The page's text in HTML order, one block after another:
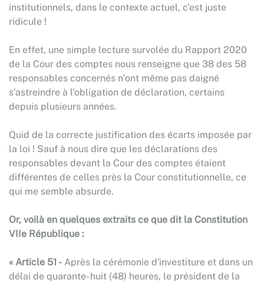
institutionnels, dans le contexte actuel, c’est juste
ridicule !
En effet, une simple lecture survolée du Rapport 2020
de la Cour des comptes nous renseigne que 38 des 58
responsables concernés n’ont même pas daigné
s’astreindre à l’obligation de déclaration, certains
depuis plusieurs années.
Quid de la correcte justification des écarts imposée par
la loi ! Sauf à nous dire que les déclarations des
responsables devant la Cour des comptes étaient
différentes de celles près la Cour constitutionnelle, ce
qui me semble absurde.
Or, voilà en quelques extraits ce que dit la Constitution
VIIe République :
« Article 51 - Après la cérémonie d'investiture et dans un
délai de quarante- huit (48) heures, le président de la